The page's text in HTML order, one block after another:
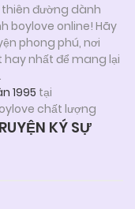
thiên đường dành
boylove online! Hãy
phong phú, nơi
nhất để mang lại
1995 tại
chất lượng
KÝ SỰ